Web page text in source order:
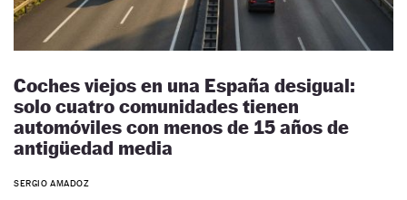
Coches viejos en una España desigual:
solo cuatro comunidades tienen
automóviles con menos de 15 años de
antigüedad media
SERGIO AMADOZ